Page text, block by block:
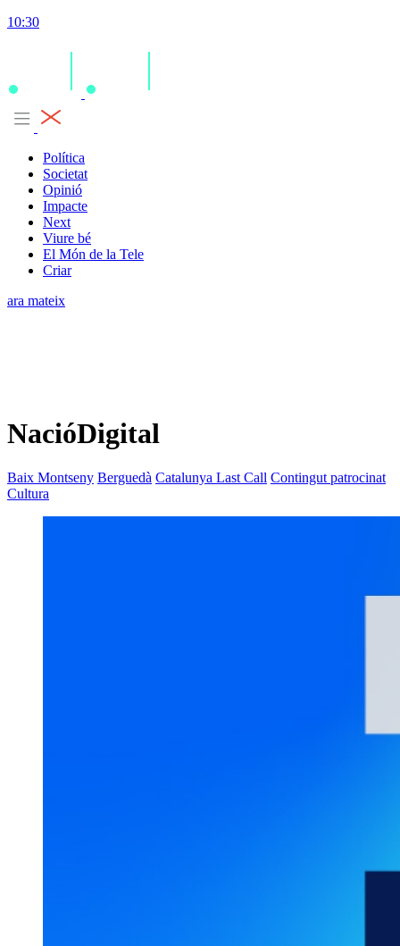
10:30
Política
Societat
Opinió
Impacte
Next
Viure bé
El Món de la Tele
Criar
ara mateix
NacióDigital
Baix Montseny Berguedà Catalunya Last Call Contingut patrocinat
Cultura